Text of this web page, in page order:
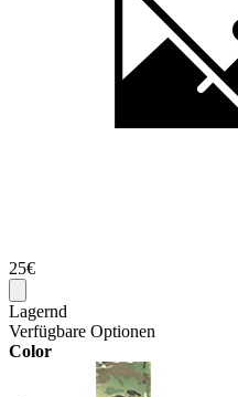
25€
Lagernd
Verfügbare Optionen
Color